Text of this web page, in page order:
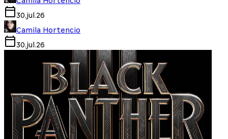
30.jul.26
Camila Hortencio
30.jul.26